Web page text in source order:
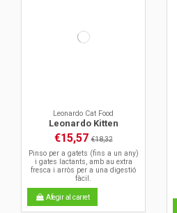
Leonardo Cat Food
Leonardo Kitten
€15,57€18,32
Pinso per a gatets (fins a un any)
i gates lactants, amb au extra
fresca i arròs per a una digestió
fàcil.
Afegir al carret